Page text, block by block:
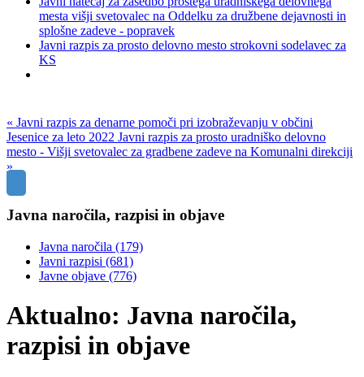
mesta višji svetovalec na Oddelku za družbene dejavnosti in
splošne zadeve - popravek
Javni razpis za prosto delovno mesto strokovni sodelavec za
KS
« Javni razpis za denarne pomoči pri izobraževanju v občini
Jesenice za leto 2022 Javni razpis za prosto uradniško delovno
mesto - Višji svetovalec za gradbene zadeve na Komunalni direkciji
»
Javna naročila, razpisi in objave
Javna naročila (179)
Javni razpisi (681)
Javne objave (776)
Aktualno: Javna naročila,
razpisi in objave